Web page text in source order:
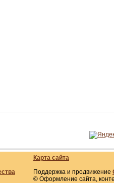
Карта сайта
Поддержка и продвижение
© Оформление сайта,